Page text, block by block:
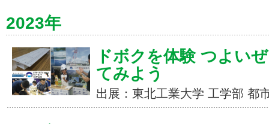
2023年
ドボクを体験 つよい
てみよう
出展：東北工業大学 工学部 都